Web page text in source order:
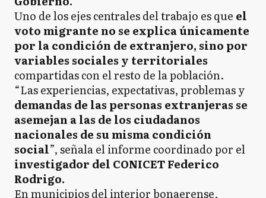
Uno de los ejes centrales del trabajo es que el
voto migrante no se explica únicamente
por la condición de extranjero, sino por
variables sociales y territoriales
compartidas con el resto de la población.
“Las experiencias, expectativas, problemas y
demandas de las personas extranjeras se
asemejan a las de los ciudadanos
nacionales de su misma condición
social”, señala el informe coordinado por el
investigador del CONICET Federico
Rodrigo.
En municipios del interior bonaerense,